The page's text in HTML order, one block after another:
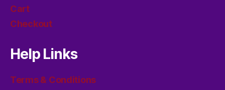
Cart
Checkout
Help Links
Terms & Conditions